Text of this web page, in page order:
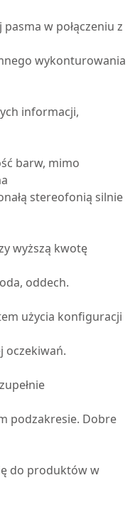
w połączeniu z
wykonturowania
informacji,
barw, mimo
stereofonią silnie
wyższą kwotę
oddech.
użycia konfiguracji
oczekiwań.
podzakresie. Dobre
do produktów w